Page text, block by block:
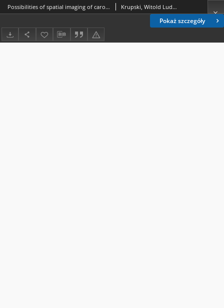
Pokaż szczegóły
Possibilities of spatial imaging of carotid arteries pathologies in Power-Doppler US Krupski, Witold Ludwik.; Złomaniec, Janusz.; Terlecki, Piotr.; Wroński, Jacek.; Zubilewicz, Tomasz.